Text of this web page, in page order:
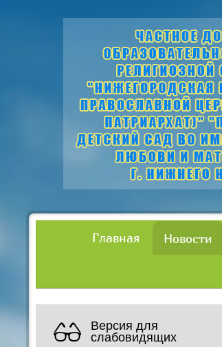
Главная Новости
Версия для
слабовидящих